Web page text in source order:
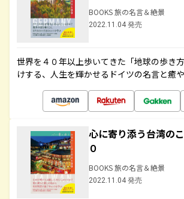
BOOKS 旅の名言＆絶景
2022.11.04 発売
世界を４０年以上歩いてきた「地球の歩き
けする、人生を輝かせるドイツの名言と癒
心に寄り添う台湾の
０
BOOKS 旅の名言＆絶景
2022.11.04 発売